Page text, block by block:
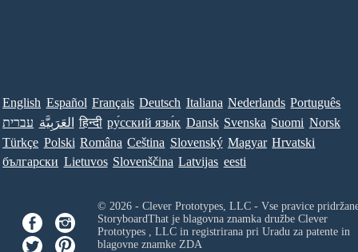
English Español Français Deutsch Italiana Nederlands Português
עברית العَرَبِيَّة हिन्दी ру́сский язы́к Dansk Svenska Suomi Norsk
Türkçe Polski Româna Ceština Slovenský Magyar Hrvatski
български Lietuvos Slovenščina Latvijas eesti
© 2026 - Clever Prototypes, LLC - Vse pravice
StoryboardThat je blagovna znamka družbe Clever
Prototypes , LLCin registrirana pri Uradu za patente in
blagovne znamke ZDA